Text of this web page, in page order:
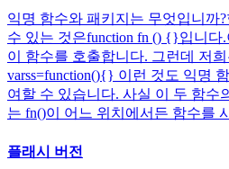
익명 함수와 패키지는 무엇입니까
수 있는 것은function fn () {}입니다
이 함수를 호출합니다. 그런데 저
varss=function(){} 이런 것도 익명
여할 수 있습니다. 사실 이 두 함수
는 fn()이 어느 위치에서든 함수를
플래시 버전